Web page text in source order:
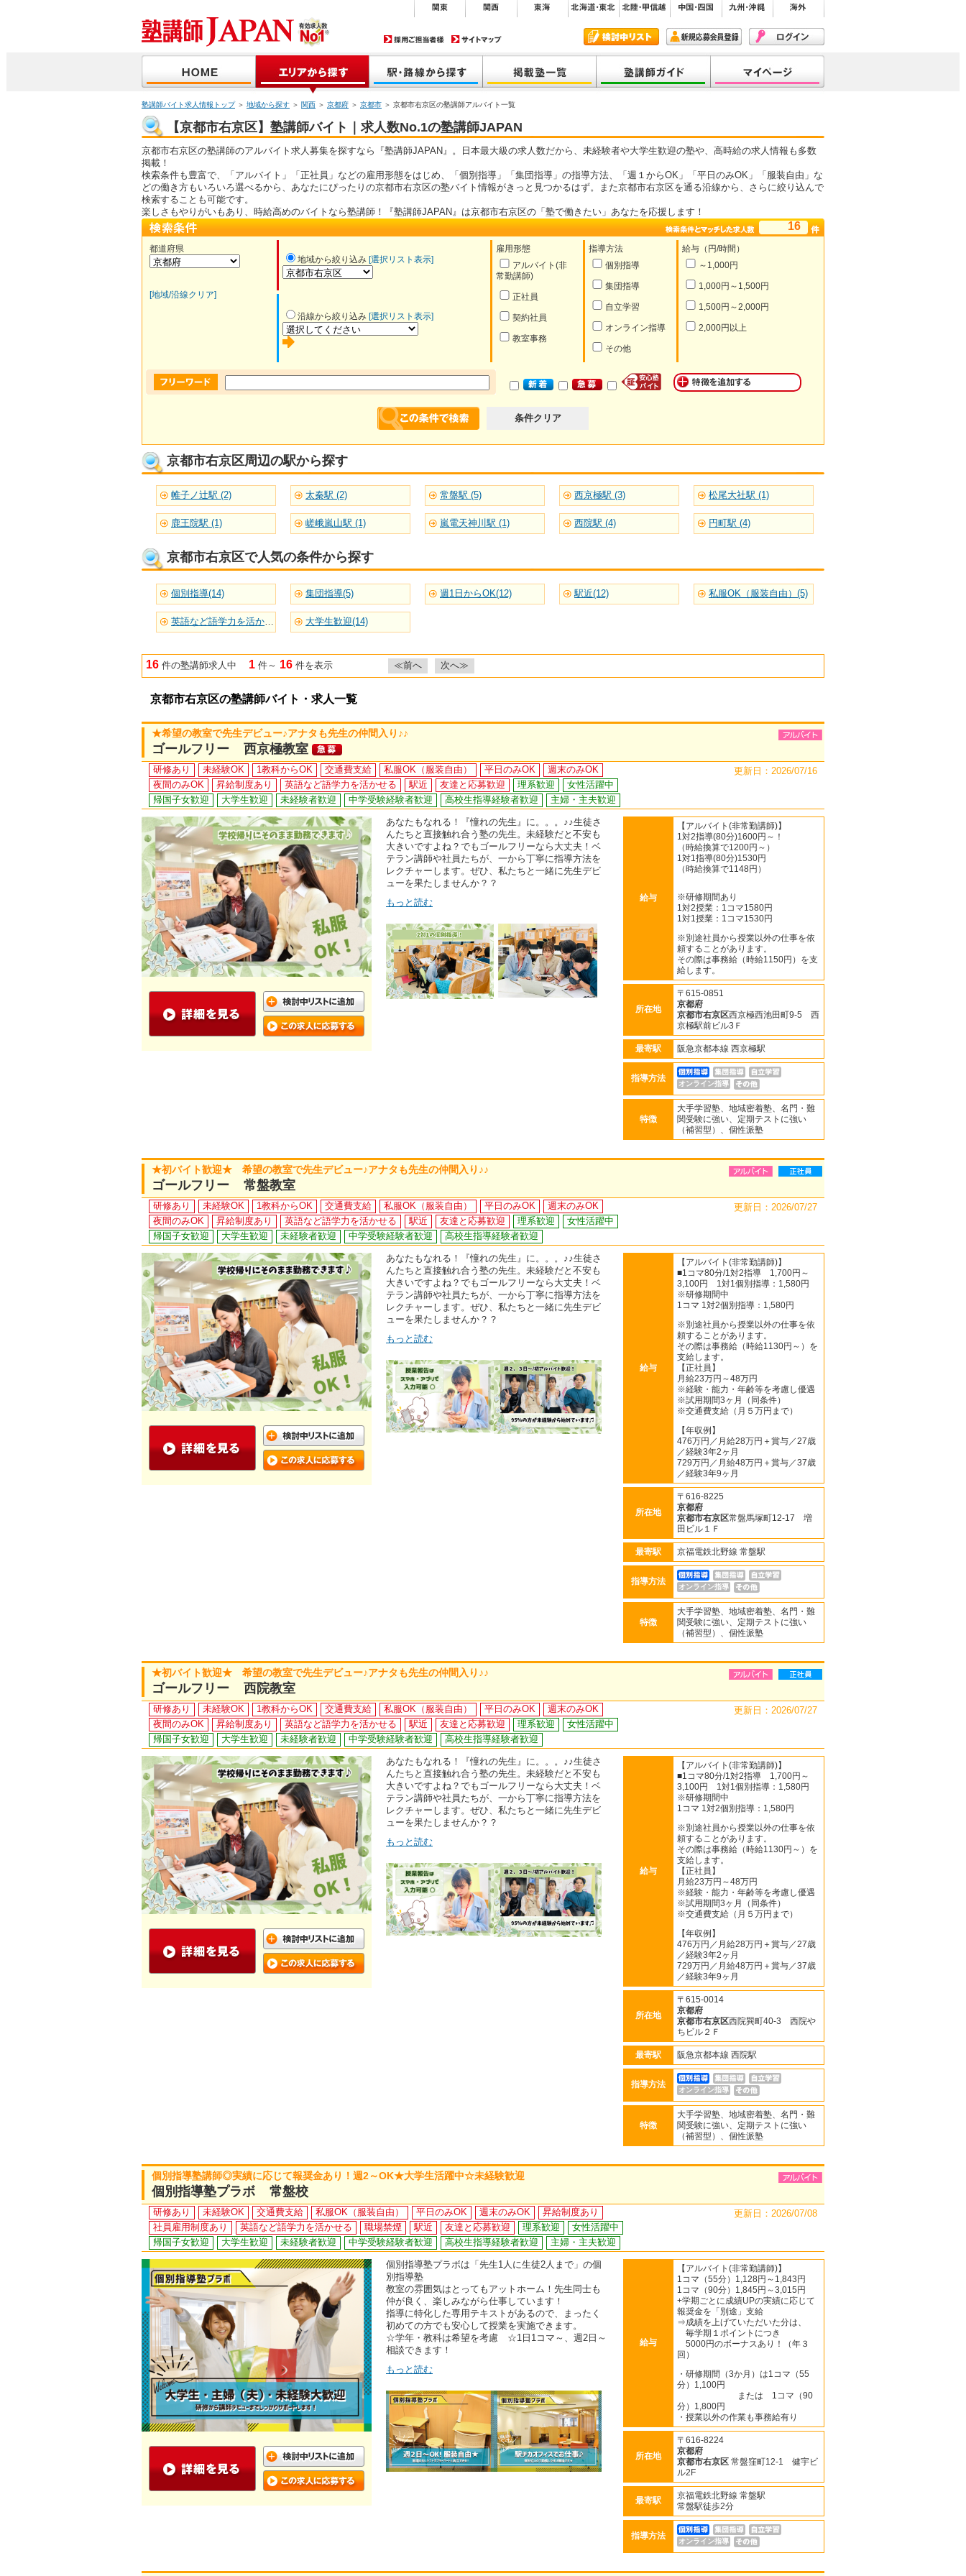
塾講師バイト求人情報トップ＞ 地域から探す ＞ 関西 ＞ 京都府 ＞ 京都市 ＞ 京都市右京区の塾講師アルバイト一覧
【京都市右京区】塾講師バイト｜求人数No.1の塾講師JAPAN
京都市右京区の塾講師のアルバイト求人募集を探すなら『塾講師JAPAN』。日本最大級の求人数だから、未経験者や大学生歓迎の塾や、高時給の求人情報も多数
掲載！
検索条件も豊富で、「アルバイト」「正社員」などの雇用形態をはじめ、「個別指導」「集団指導」の指導方法、「週１からOK」「平日のみOK」「服装自由」な
どの働き方もいろいろ選べるから、あなたにぴったりの京都市右京区の塾バイト情報がきっと見つかるはず。また京都市右京区を通る沿線から、さらに絞り込んで
検索することも可能です。
楽しさもやりがいもあり、時給高めのバイトなら塾講師！『塾講師JAPAN』は京都市右京区の「塾で働きたい」あなたを応援します！
16
都道府県
[地域/沿線クリア]
地域から絞り込み [選択リスト表示]
雇用形態
アルバイト(非
常勤講師)
正社員
契約社員
教室事務
指導方法
個別指導
集団指導
自立学習
オンライン指導
その他
給与（円/時間）
～1,000円
1,000円～1,500円
1,500円～2,000円
2,000円以上
沿線から絞り込み [選択リスト表示]
条件クリア
京都市右京区周辺の駅から探す
帷子ノ辻駅 (2) 太秦駅 (2) 常盤駅 (5) 西京極駅 (3) 松尾大社駅 (1)
鹿王院駅 (1) 嵯峨嵐山駅 (1) 嵐電天神川駅 (1) 西院駅 (4) 円町駅 (4)
京都市右京区で人気の条件から探す
個別指導(14) 集団指導(5) 週1日からOK(12) 駅近(12) 私服OK（服装自由）(5)
英語など語学力を活かせる(8) 大学生歓迎(14)
16 件の塾講師求人中 1 件～ 16 件を表示 ≪前へ 次へ≫
京都市右京区の塾講師バイト・求人一覧
★希望の教室で先生デビュー♪アナタも先生の仲間入り♪♪
ゴールフリー 西京極教室
研修あり 未経験OK 1教科からOK 交通費支給 私服OK（服装自由） 平日のみOK
週末のみOK
夜間のみOK
昇給制度あり 英語など語学力を活かせる 駅近 友達と応募歓迎 理系歓迎
女性活躍中
帰国子女歓迎
大学生歓迎 未経験者歓迎 中学受験経験者歓迎 高校生指導経験者歓迎 主婦・主夫歓迎
更新日：2026/07/16
あなたもなれる！『憧れの先生』に。。。♪♪生徒さ
んたちと直接触れ合う塾の先生。未経験だと不安も
大きいですよね？でもゴールフリーなら大丈夫！ベ
テラン講師や社員たちが、一から丁寧に指導方法を
レクチャーします。ぜひ、私たちと一緒に先生デビ
ューを果たしませんか？？
もっと読む
給与
【アルバイト(非常勤講師)】
1対2指導(80分)1600円～！
（時給換算で1200円～）
1対1指導(80分)1530円
（時給換算で1148円）
※研修期間あり
1対2授業：1コマ1580円
1対1授業：1コマ1530円
※別途社員から授業以外の仕事を依
頼することがあります。
その際は事務給（時給1150円）を支
給します。
所在地
〒615-0851
京都府
京都市右京区西京極西池田町9-5 西
京極駅前ビル3Ｆ
最寄駅 阪急京都本線 西京極駅
指導方法
オンライン指導
特徴
大手学習塾、地域密着塾、名門・難
関受験に強い、定期テストに強い
（補習型）、個性派塾
★初バイト歓迎★ 希望の教室で先生デビュー♪アナタも先生の仲間入り♪♪
ゴールフリー 常盤教室
研修あり 未経験OK 1教科からOK 交通費支給 私服OK（服装自由） 平日のみOK
週末のみOK
夜間のみOK
昇給制度あり 英語など語学力を活かせる 駅近 友達と応募歓迎 理系歓迎
女性活躍中
帰国子女歓迎
大学生歓迎 未経験者歓迎 中学受験経験者歓迎 高校生指導経験者歓迎
更新日：2026/07/27
あなたもなれる！『憧れの先生』に。。。♪♪生徒さ
んたちと直接触れ合う塾の先生。未経験だと不安も
大きいですよね？でもゴールフリーなら大丈夫！ベ
テラン講師や社員たちが、一から丁寧に指導方法を
レクチャーします。ぜひ、私たちと一緒に先生デビ
ューを果たしませんか？？
もっと読む
給与
【アルバイト(非常勤講師)】
■1コマ80分/1対2指導 1,700円～
3,100円 1対1個別指導：1,580円
※研修期間中
1コマ 1対2個別指導：1,580円
※別途社員から授業以外の仕事を依
頼することがあります。
その際は事務給（時給1130円～）を
支給します。
【正社員】
月給23万円～48万円
※経験・能力・年齢等を考慮し優遇
※試用期間3ヶ月（同条件）
※交通費支給（月５万円まで）
【年収例】
476万円／月給28万円＋賞与／27歳
／経験3年2ヶ月
729万円／月給48万円＋賞与／37歳
／経験3年9ヶ月
所在地
〒616-8225
京都府
京都市右京区常盤馬塚町12-17 増
田ビル１Ｆ
最寄駅 京福電鉄北野線 常盤駅
指導方法
オンライン指導
特徴
大手学習塾、地域密着塾、名門・難
関受験に強い、定期テストに強い
（補習型）、個性派塾
★初バイト歓迎★ 希望の教室で先生デビュー♪アナタも先生の仲間入り♪♪
ゴールフリー 西院教室
研修あり 未経験OK 1教科からOK 交通費支給 私服OK（服装自由） 平日のみOK
週末のみOK
夜間のみOK
昇給制度あり 英語など語学力を活かせる 駅近 友達と応募歓迎 理系歓迎
女性活躍中
帰国子女歓迎
大学生歓迎 未経験者歓迎 中学受験経験者歓迎 高校生指導経験者歓迎
更新日：2026/07/27
あなたもなれる！『憧れの先生』に。。。♪♪生徒さ
んたちと直接触れ合う塾の先生。未経験だと不安も
大きいですよね？でもゴールフリーなら大丈夫！ベ
テラン講師や社員たちが、一から丁寧に指導方法を
レクチャーします。ぜひ、私たちと一緒に先生デビ
ューを果たしませんか？？
もっと読む
給与
【アルバイト(非常勤講師)】
■1コマ80分/1対2指導 1,700円～
3,100円 1対1個別指導：1,580円
※研修期間中
1コマ 1対2個別指導：1,580円
※別途社員から授業以外の仕事を依
頼することがあります。
その際は事務給（時給1130円～）を
支給します。
【正社員】
月給23万円～48万円
※経験・能力・年齢等を考慮し優遇
※試用期間3ヶ月（同条件）
※交通費支給（月５万円まで）
【年収例】
476万円／月給28万円＋賞与／27歳
／経験3年2ヶ月
729万円／月給48万円＋賞与／37歳
／経験3年9ヶ月
所在地
〒615-0014
京都府
京都市右京区西院巽町40-3 西院や
ちビル２Ｆ
最寄駅 阪急京都本線 西院駅
指導方法
オンライン指導
特徴
大手学習塾、地域密着塾、名門・難
関受験に強い、定期テストに強い
（補習型）、個性派塾
個別指導塾講師◎実績に応じて報奨金あり！週2～OK★大学生活躍中☆未経験歓迎
個別指導塾プラボ 常盤校
研修あり 未経験OK 交通費支給 私服OK（服装自由） 平日のみOK 週末のみOK
昇給制度あり
社員雇用制度あり
英語など語学力を活かせる 職場禁煙 駅近 友達と応募歓迎 理系歓迎
女性活躍中
帰国子女歓迎
大学生歓迎 未経験者歓迎 中学受験経験者歓迎 高校生指導経験者歓迎 主婦・主夫歓迎
更新日：2026/07/08
個別指導塾プラボは「先生1人に生徒2人まで」の個
別指導塾
教室の雰囲気はとってもアットホーム！先生同士も
仲が良く、楽しみながら仕事しています！
指導に特化した専用テキストがあるので、まったく
初めての方でも安心して授業を実施できます。
☆学年・教科は希望を考慮 ☆1日1コマ～、週2日～
相談できます！
もっと読む
給与
【アルバイト(非常勤講師)】
1コマ（55分）1,128円～1,843円
1コマ（90分）1,845円～3,015円
+学期ごとに成績UPの実績に応じて
報奨金を「別途」支給
⇒成績を上げていただいた分は、
毎学期１ポイントにつき
5000円のボーナスあり！（年３
回）
・研修期間（3か月）は1コマ（55
分）1,100円
または 1コマ（90
分）1,800円
・授業以外の作業も事務給有り
所在地
〒616-8224
京都府
京都市右京区 常盤窪町12-1 健宇ビ
ル2F
最寄駅
京福電鉄北野線 常盤駅
常盤駅徒歩2分
指導方法
オンライン指導